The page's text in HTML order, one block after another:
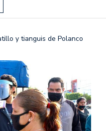
y tianguis de Polanco